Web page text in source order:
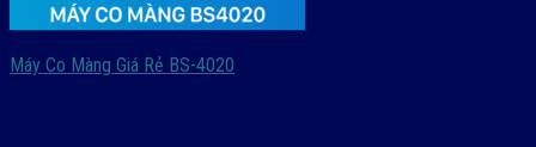
Máy Co Màng Giá Rẻ BS-4020